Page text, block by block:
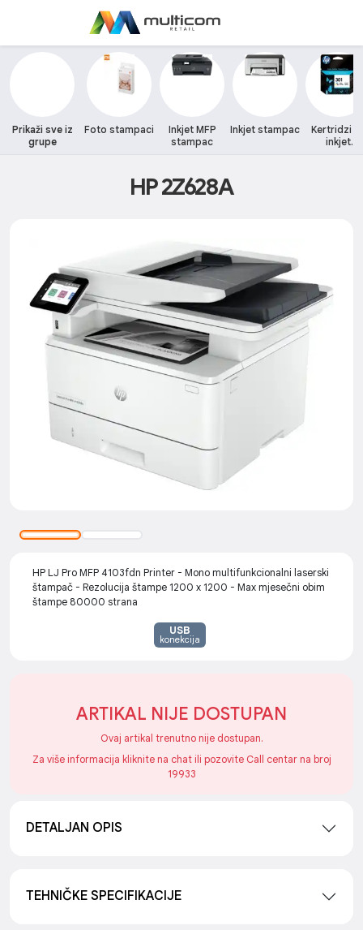
Prikaži sve iz
grupe
Foto stampaci
Inkjet MFP
stampac
Inkjet stampac
Kertridzi
inkjet
HP 2Z628A
HP LJ Pro MFP 4103fdn Printer - Mono multifunkcionalni laserski
štampač - Rezolucija štampe 1200 x 1200 - Max mjesečni obim
štampe 80000 strana
USB
konekcija
ARTIKAL NIJE DOSTUPAN
Ovaj artikal trenutno nije dostupan.
Za više informacija kliknite na chat ili pozovite Call centar na broj
19933
DETALJAN OPIS
TEHNIČKE SPECIFIKACIJE